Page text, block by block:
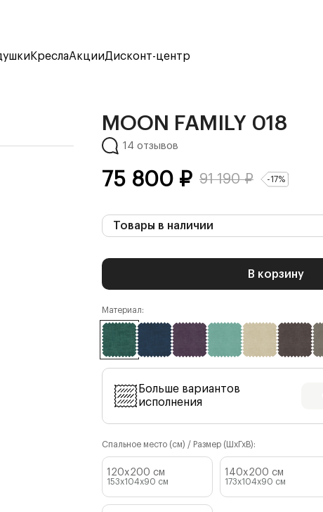
КреслаАкцииДисконт-центр
MOON FAMILY 018
14 отзывов
75 800 ₽ 91 190₽ -17%
Товары в наличии
В корзину
Материал:
Больше вариантов
исполнения
Спальное место (см) / Размер (ШхГхВ):
120x200 см
153x104x90 см
140x200 см
173x104x90 см